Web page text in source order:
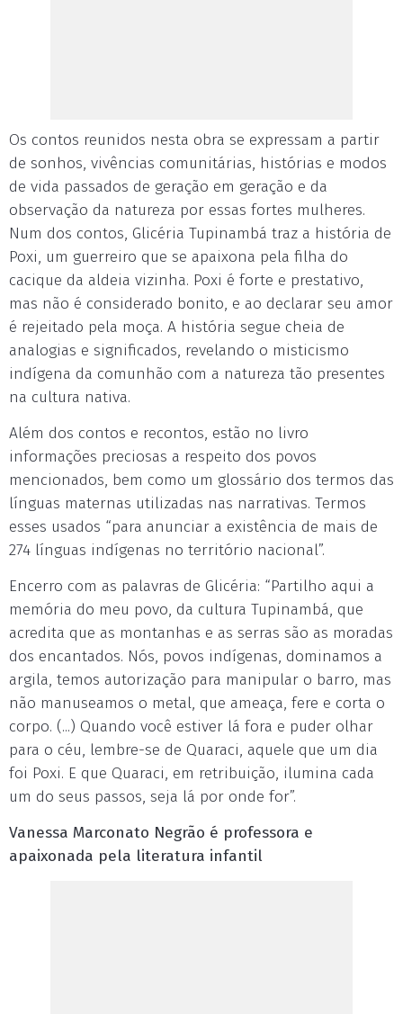
Os contos reunidos nesta obra se expressam a partir
de sonhos, vivências comunitárias, histórias e modos
de vida passados de geração em geração e da
observação da natureza por essas fortes mulheres.
Num dos contos, Glicéria Tupinambá traz a história de
Poxi, um guerreiro que se apaixona pela filha do
cacique da aldeia vizinha. Poxi é forte e prestativo,
mas não é considerado bonito, e ao declarar seu amor
é rejeitado pela moça. A história segue cheia de
analogias e significados, revelando o misticismo
indígena da comunhão com a natureza tão presentes
na cultura nativa.
Além dos contos e recontos, estão no livro
informações preciosas a respeito dos povos
mencionados, bem como um glossário dos termos das
línguas maternas utilizadas nas narrativas. Termos
esses usados “para anunciar a existência de mais de
274 línguas indígenas no território nacional”.
Encerro com as palavras de Glicéria: “Partilho aqui a
memória do meu povo, da cultura Tupinambá, que
acredita que as montanhas e as serras são as moradas
dos encantados. Nós, povos indígenas, dominamos a
argila, temos autorização para manipular o barro, mas
não manuseamos o metal, que ameaça, fere e corta o
corpo. (...) Quando você estiver lá fora e puder olhar
para o céu, lembre-se de Quaraci, aquele que um dia
foi Poxi. E que Quaraci, em retribuição, ilumina cada
um do seus passos, seja lá por onde for”.
Vanessa Marconato Negrão é professora e
apaixonada pela literatura infantil